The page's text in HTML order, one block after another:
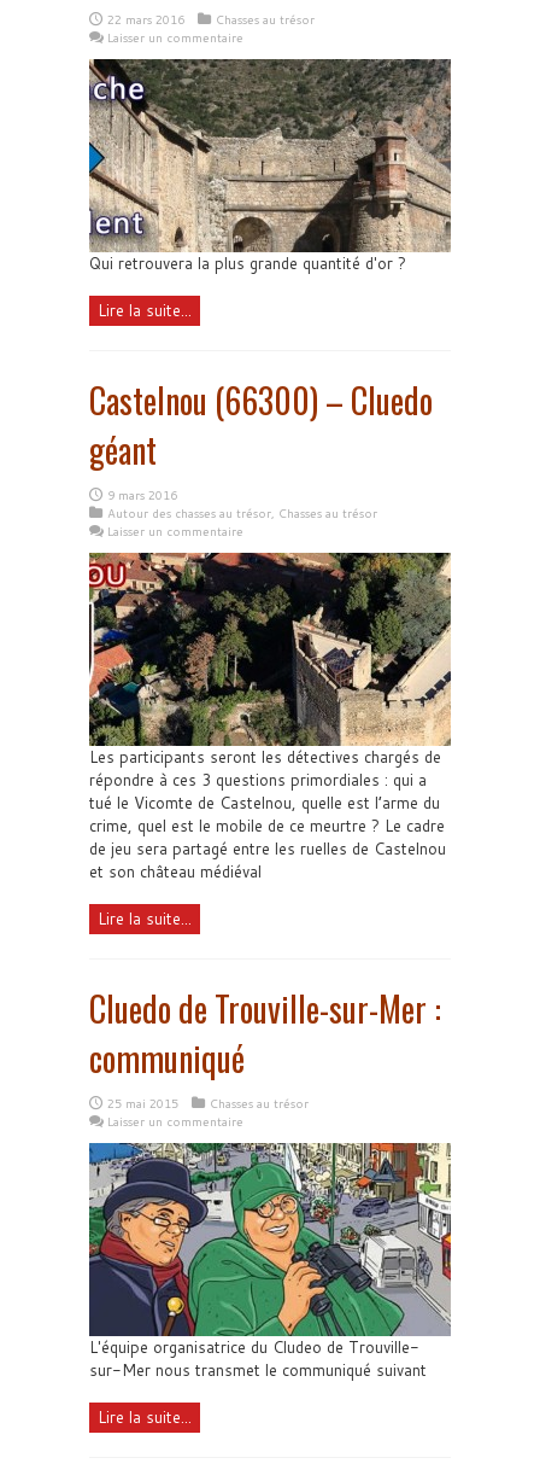
22 mars 2016
Chasses au trésor
Laisser un commentaire
Qui retrouvera la plus grande quantité d'or ?
Lire la suite...
Castelnou (66300) – Cluedo
géant
9 mars 2016
Autour des chasses au trésor, Chasses au trésor
Laisser un commentaire
Les participants seront les détectives chargés de
répondre à ces 3 questions primordiales : qui a
tué le Vicomte de Castelnou, quelle est l’arme du
crime, quel est le mobile de ce meurtre ? Le cadre
de jeu sera partagé entre les ruelles de Castelnou
et son château médiéval
Lire la suite...
Cluedo de Trouville-sur-Mer :
communiqué
25 mai 2015
Chasses au trésor
Laisser un commentaire
L'équipe organisatrice du Cludeo de Trouville-
sur-Mer nous transmet le communiqué suivant
Lire la suite...